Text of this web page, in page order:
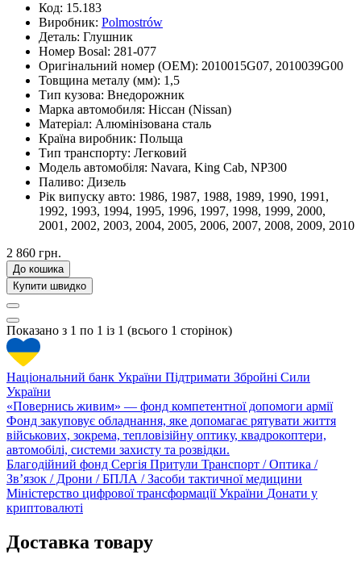
Код: 15.183
Виробник: Polmostrów
Деталь: Глушник
Номер Bosal: 281-077
Оригінальний номер (OEM): 2010015G07, 2010039G00
Товщина металу (мм): 1,5
Тип кузова: Внедорожник
Марка автомобиля: Ніссан (Nissan)
Матеріал: Алюмінізована сталь
Країна виробник: Польща
Тип транспорту: Легковий
Модель автомобіля: Navara, King Cab, NP300
Паливо: Дизель
Рік випуску авто: 1986, 1987, 1988, 1989, 1990, 1991,
1992, 1993, 1994, 1995, 1996, 1997, 1998, 1999, 2000,
2001, 2002, 2003, 2004, 2005, 2006, 2007, 2008, 2009, 2010
2 860 грн.
До кошика
Купити швидко
Показано з 1 по 1 із 1 (всього 1 сторінок)
Національний банк України Підтримати Збройні Сили
України
«Повернись живим» — фонд компетентної допомоги армії
Фонд закуповує обладнання, яке допомагає рятувати життя
військових, зокрема, тепловізійну оптику, квадрокоптери,
автомобілі, системи захисту та розвідки.
Благодійний фонд Сергія Притули Транспорт / Оптика /
Зв’язок / Дрони / БПЛА / Засоби тактичної медицини
Міністерство цифрової трансформації України Донати у
криптовалюті
Доставка товару